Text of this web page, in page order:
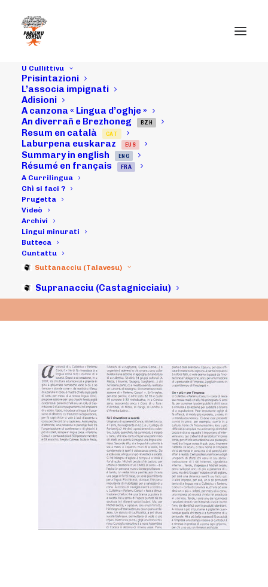
U Cullittivu
Prisintazioni
L’associa impignati
Adisioni
A canzona « Lingua d’oghje »
An diverrañ e Brezhoneg
BZH
Resum en català CAT
Laburpena euskaraz EUS
Summary in english ENG
Résumé en français FRA
A Currilingua
Chì si faci ?
Prugetta
Videò
Archivi
Lingui minurati
Butteca
Cuntattu
Suttanacciu (Talavesu)
Supranacciu (Castagnicciaiu)
Ghjinnaghju
2013 : intirvista
di Micheli Leccia
in "Paroles de
Corses"